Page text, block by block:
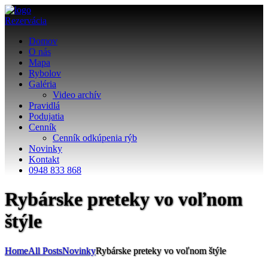
Rezervácia
Domov
O nás
Mapa
Rybolov
Galéria
Video archív
Pravidlá
Podujatia
Cenník
Cenník odkúpenia rýb
Novinky
Kontakt
0948 833 868
Rybárske preteky vo voľnom
štýle
HomeAll PostsNovinkyRybárske preteky vo voľnom štýle